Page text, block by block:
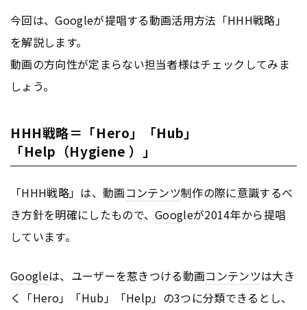
今回は、Googleが提唱する動画活用方法「HHH戦略」
を解説します。
動画の方向性が定まらない担当者様はチェックしてみま
しょう。
HHH戦略＝「Hero」「Hub」
「Help（Hygiene ）」
「HHH戦略」は、動画コンテンツ制作の際に意識するべ
き方針を明確にしたもので、Googleが2014年から提唱
しています。
Googleは、ユーザーを惹きつける動画コンテンツは大き
く「Hero」「Hub」「Help」の3つに分類できるとし、